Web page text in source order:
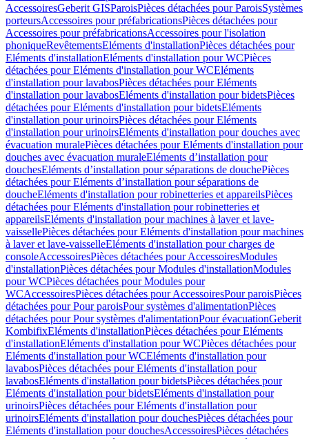
AccessoiresGeberit GISParoisPièces détachées pour ParoisSystèmes
porteursAccessoires pour préfabricationsPièces détachées pour
Accessoires pour préfabricationsAccessoires pour l'isolation
phoniqueRevêtementsEléments d'installationPièces détachées pour
Eléments d'installationEléments d'installation pour WCPièces
détachées pour Eléments d'installation pour WCEléments
d'installation pour lavabosPièces détachées pour Eléments
d'installation pour lavabosEléments d'installation pour bidetsPièces
détachées pour Eléments d'installation pour bidetsEléments
d'installation pour urinoirsPièces détachées pour Eléments
d'installation pour urinoirsEléments d'installation pour douches avec
évacuation muralePièces détachées pour Eléments d'installation pour
douches avec évacuation muraleEléments d’installation pour
douchesEléments d’installation pour séparations de douchePièces
détachées pour Eléments d’installation pour séparations de
doucheEléments d'installation pour robinetteries et appareilsPièces
détachées pour Eléments d'installation pour robinetteries et
appareilsEléments d'installation pour machines à laver et lave-
vaissellePièces détachées pour Eléments d'installation pour machines
à laver et lave-vaisselleEléments d'installation pour charges de
consoleAccessoiresPièces détachées pour AccessoiresModules
d'installationPièces détachées pour Modules d'installationModules
pour WCPièces détachées pour Modules pour
WCAccessoiresPièces détachées pour AccessoiresPour paroisPièces
détachées pour Pour paroisPour systèmes d'alimentationPièces
détachées pour Pour systèmes d'alimentationPour évacuationGeberit
KombifixEléments d'installationPièces détachées pour Eléments
d'installationEléments d'installation pour WCPièces détachées pour
Eléments d'installation pour WCEléments d'installation pour
lavabosPièces détachées pour Eléments d'installation pour
lavabosEléments d'installation pour bidetsPièces détachées pour
Eléments d'installation pour bidetsEléments d'installation pour
urinoirsPièces détachées pour Eléments d'installation pour
urinoirsEléments d'installation pour douchesPièces détachées pour
Eléments d'installation pour douchesAccessoiresPièces détachées